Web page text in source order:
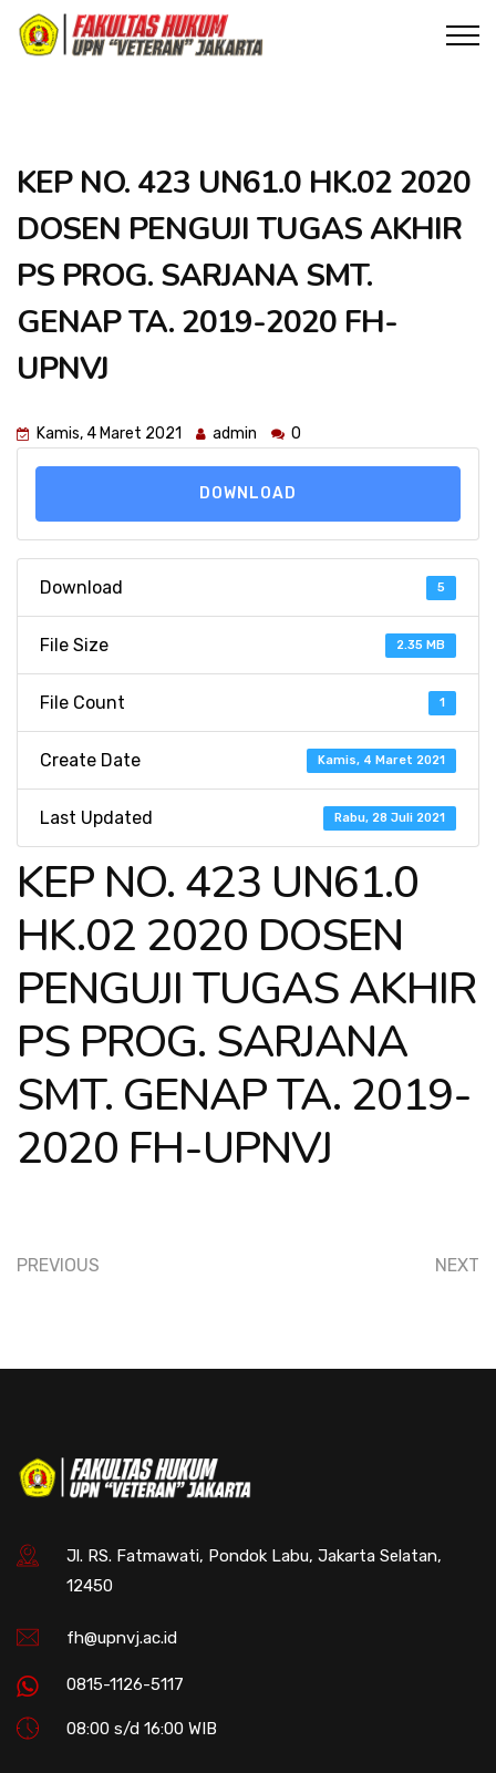
KEP NO. 423 UN61.0 HK.02 2020
DOSEN PENGUJI TUGAS AKHIR
PS PROG. SARJANA SMT.
GENAP TA. 2019-2020 FH-
UPNVJ
Kamis, 4 Maret 2021 admin 0
DOWNLOAD
Download 5
File Size 2.35 MB
File Count 1
Create Date Kamis, 4 Maret 2021
Last Updated Rabu, 28 Juli 2021
KEP NO. 423 UN61.0
HK.02 2020 DOSEN
PENGUJI TUGAS AKHIR
PS PROG. SARJANA
SMT. GENAP TA. 2019-
2020 FH-UPNVJ
PREVIOUS NEXT
Jl. RS. Fatmawati, Pondok Labu, Jakarta Selatan,
12450
fh@upnvj.ac.id
0815-1126-5117
08:00 s/d 16:00 WIB